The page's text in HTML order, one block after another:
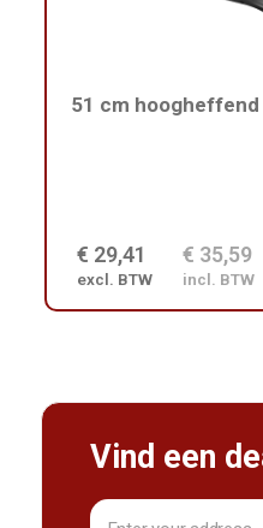
51 cm hoogheffend
€ 29,41
excl. BTW
€ 35,59
incl. BTW
Vind een